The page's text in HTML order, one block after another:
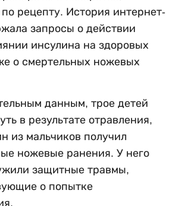
рецепту. История интернет-
запросы о действии
инсулина на здоровых
о смертельных ножевых
данным, трое детей
в результате отравления,
из мальчиков получил
ножевые ранения. У него
защитные травмы,
о попытке